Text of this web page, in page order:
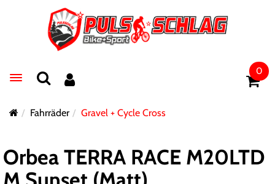
Toggle navigation
0
Fahrräder Gravel + Cycle Cross
Orbea TERRA RACE M20LTD